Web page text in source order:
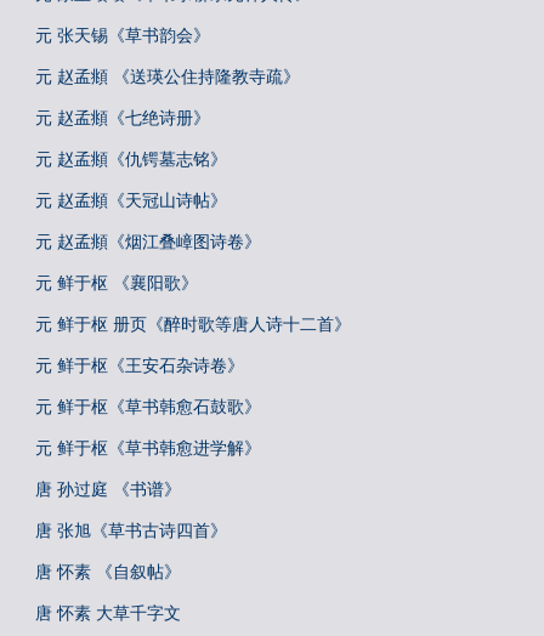
元 张天锡《草书韵会》
元 赵孟頫 《送瑛公住持隆教寺疏》
元 赵孟頫《七绝诗册》
元 赵孟頫《仇锷墓志铭》
元 赵孟頫《天冠山诗帖》
元 赵孟頫《烟江叠嶂图诗卷》
元 鲜于枢 《襄阳歌》
元 鲜于枢 册页《醉时歌等唐人诗十二首》
元 鲜于枢《王安石杂诗卷》
元 鲜于枢《草书韩愈石鼓歌》
元 鲜于枢《草书韩愈进学解》
唐 孙过庭 《书谱》
唐 张旭《草书古诗四首》
唐 怀素 《自叙帖》
唐 怀素 大草千字文